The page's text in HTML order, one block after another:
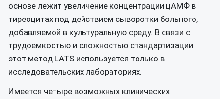
основе лежит увеличение концентрации цАМФ в
тиреоцитах под действием сыворотки больного,
добавляемой в культуральную среду. В связи с
трудоемкостью и сложностью стандартизации
этот метод LATS используется только в
исследовательских лабораториях.
Имеется четыре возможных клинических